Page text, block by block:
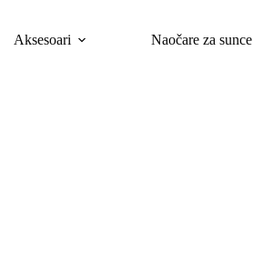
Aksesoari Naočare za sunce